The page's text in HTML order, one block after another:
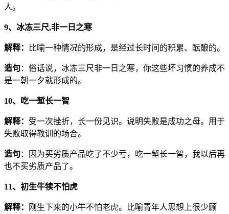
人。
9、冰冻三尺,非一日之寒
解释： 比喻一种情况的形成，是经过长时间的积累、酝酿的。
造句：俗话说，冰冻三尺非一日之寒，你这些坏习惯的养成不
是一朝一夕就形成的。
10、吃一堑长一智
解释： 受一次挫折，长一份见识。说明失败是成功之母。用于
失败取得教训的场合。
造句：因为买劣质产品吃了不少亏，吃一堑长一智，我以后再
也不买劣质产品了。
11、初生牛犊不怕虎
解释：
刚生下来的小牛不怕老虎。比喻青年人思想上很少顾